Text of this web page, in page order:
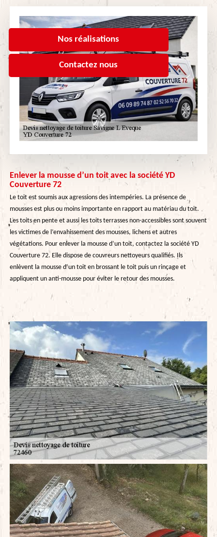
Nos réalisations
Contactez nous
Enlever la mousse d’un toit avec la société YD
Couverture 72
Le toit est soumis aux agressions des intempéries. La présence de
mousses est plus ou moins importante en rapport au matériau du toit.
Les toits en pente et aussi les toits terrasses non-accessibles sont souvent
les victimes de l’envahissement des mousses, lichens et autres
végétations. Pour enlever la mousse d’un toit, contactez la société YD
Couverture 72. Elle dispose de couvreurs nettoyeurs qualifiés. Ils
enlèvent la mousse d’un toit en brossant le toit puis un rinçage et
appliquent un anti-mousse pour éviter le retour des mousses.